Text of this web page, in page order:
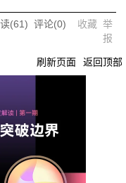
(61) 评论(0) 收藏 举
报
刷新页面 返回顶部